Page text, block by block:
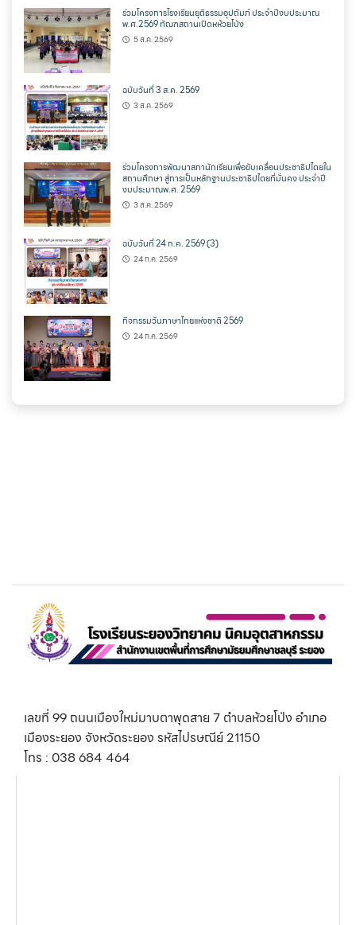
ร่วมโครงการโรงเรียนยุติธรรมอุปถัมภ์ ประจำปีงบประมาณ
พ.ศ.2569 ทัณฑสถานเปิดหห้วยโป่ง
5 ส.ค. 2569
ฉบับวันที่ 3 ส.ค. 2569
3 ส.ค. 2569
ร่วมโครงการพัฒนาสภานักเรียนเพื่อขับเคลื่อนประชาธิปไตยใน
สถานศึกษา สู่การเป็นหลักฐานประชาธิปไตยที่มั่นคง ประจำปี
งบประมาณพ.ศ. 2569
3 ส.ค. 2569
ฉบับวันที่ 24 ก.ค. 2569 (3)
24 ก.ค. 2569
กิจกรรมวันภาษาไทยแห่งชาติ 2569
24 ก.ค. 2569
เลขที่ 99 ถนนเมืองใหม่มาบตาพุดสาย 7 ตำบลห้วยโป่ง อำเภอ
เมืองระยอง จังหวัดระยอง รหัสไปรษณีย์ 21150
โทร : 038 684 464